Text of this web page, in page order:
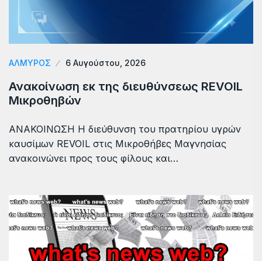
ΑΛΜΥΡΟΣ 6 Αυγούστου, 2026
Ανακοίνωση εκ της διευθύνσεως REVOIL
Μικροθηβών
ΑΝΑΚΟΙΝΩΣΗ Η διεύθυνση του πρατηρίου υγρών
καυσίμων REVOIL στις Μικροθήβες Μαγνησίας
ανακοινώνει προς τους φίλους και…